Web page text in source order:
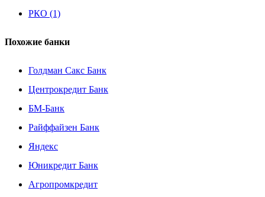
РКО (1)
Похожие банки
Голдман Сакс Банк
Центрокредит Банк
БМ-Банк
Райффайзен Банк
Яндекс
Юникредит Банк
Агропромкредит